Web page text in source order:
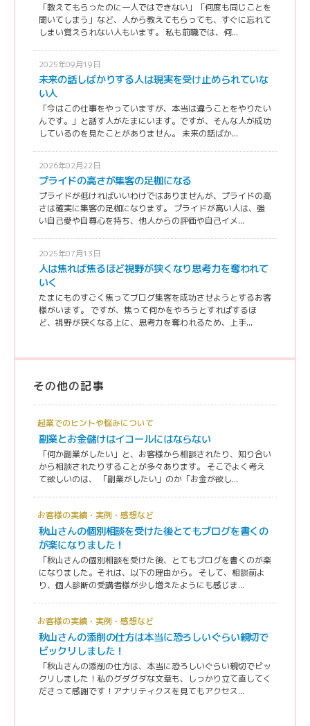
「教えてもらったのに一人ではできない」「何度も同じことを
聞いてしまう」など、人から教えてもらっても、すぐに忘れて
しまい覚えられない人もいます。 私も前職では、何...
2025年09月19日
未来の話しばかりする人は現実を受け止められていな
い人
「今はこの仕事をやっていますが、本当は違うことをやりたい
んです。」と話す人がたまにいます。ですが、そんな人が成功
しているのを見たことがありません。 未来の話ばか...
2026年02月22日
プライドの高さが集客の足枷になる
プライドが低ければいいわけではありませんが、プライドの高
さは確実に集客の足枷になります。 プライドが高い人は、強
い自己愛や自尊心を持ち、他人からの評価や自己イメ...
2025年07月13日
人は焦れば焦るほど視野が狭くなり思考力を奪われて
いく
たまにものすごく焦ってブログ集客を成功させようとするお客
様がいます。 ですが、焦って何かをやろうとすればするほ
ど、視野が狭くなる上に、思考力を奪われるため、上手...
その他の記事
起業でのヒントや悩みについて
副業とお金儲けはイコールにはならない
「何か副業がしたい」と、お客様から相談されたり、知り合い
から相談されたりすることが多々あります。 そこでよく考え
て欲しいのは、 「副業がしたい」のか「お金が欲し...
お客様の実績・実例・感想など
秋山さんの個別相談を受けた後とてもブログを書くの
が楽になりました！
「秋山さんの個別相談を受けた後、とてもブログを書くのが楽
になりました。それは、以下の理由から。 そして、相談前よ
り、個人診断の受講者様が少し増えたようにも感じま...
お客様の実績・実例・感想など
秋山さんの添削の仕方は本当に恐ろしいぐらい親切で
ビックリしました！
「秋山さんの添削の仕方は、本当に恐ろしいぐらい親切でビッ
クリしました！私のグダグダな文章も、しっかり立て直してく
ださって感謝です！アナリティクスを見てもアクセス...